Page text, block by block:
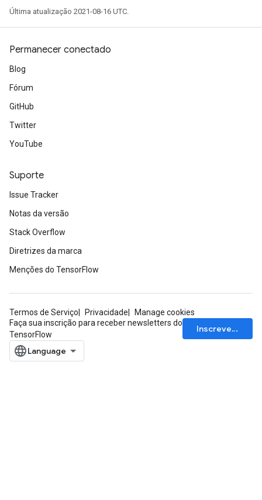
Última atualização 2021-08-16 UTC.
Permanecer conectado
Blog
Fórum
GitHub
Twitter
YouTube
Suporte
Issue Tracker
Notas da versão
Stack Overflow
Diretrizes da marca
Menções do TensorFlow
Termos de Serviço Privacidade
Manage cookies
Faça sua inscrição para receber newsletters do
TensorFlow
Inscrever-se